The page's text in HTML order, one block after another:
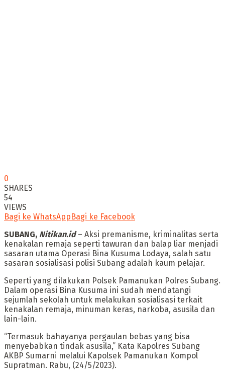
0
SHARES
54
VIEWS
Bagi ke WhatsApp Bagi ke Facebook
SUBANG, Nitikan.id– Aksi premanisme, kriminalitas serta
kenakalan remaja seperti tawuran dan balap liar menjadi
sasaran utama Operasi Bina Kusuma Lodaya, salah satu
sasaran sosialisasi polisi Subang adalah kaum pelajar.
Seperti yang dilakukan Polsek Pamanukan Polres Subang.
Dalam operasi Bina Kusuma ini sudah mendatangi
sejumlah sekolah untuk melakukan sosialisasi terkait
kenakalan remaja, minuman keras, narkoba, asusila dan
lain-lain.
“Termasuk bahayanya pergaulan bebas yang bisa
menyebabkan tindak asusila,” Kata Kapolres Subang
AKBP Sumarni melalui Kapolsek Pamanukan Kompol
Supratman. Rabu, (24/5/2023).